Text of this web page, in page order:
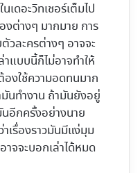
เดอะวิทเชอร์เต็มไป
งต่างๆ มากมาย การ
วละครต่างๆ อาจจะ
แบบนี้ก็ไม่อาจทำให้
องใช้ความอดทนมาก
นทำงาน ถ้ามันยังอยู่
นอีกครั้งอย่างนาย
เรื่องราวมันมีแง่มุม
จจะบอกเล่าได้หมด